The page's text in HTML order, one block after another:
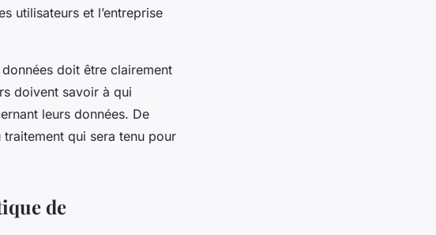
utilisateurs et l’entreprise
doit être clairement
doivent savoir à qui
leurs données. De
qui sera tenu pour
de